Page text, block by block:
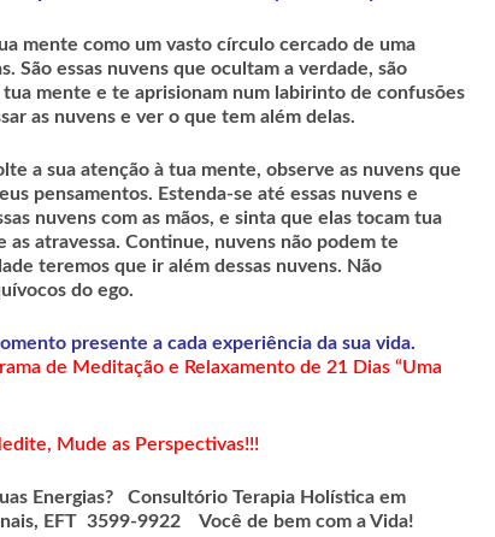
mente como um vasto círculo cercado de uma
São essas nuvens que ocultam a verdade, são
mente e te aprisionam num labirinto de confusões
as nuvens e ver o que tem além delas.
a sua atenção à tua mente, observe as nuvens que
pensamentos. Estenda-se até essas nuvens e
nuvens com as mãos, e sinta que elas tocam tua
as atravessa. Continue, nuvens não podem te
teremos que ir além dessas nuvens. Não
do ego.
presente a cada experiência da sua vida.
de Meditação e Relaxamento de 21 Dias “Uma
Mude as Perspectivas!!!
Energias? Consultório Terapia Holística em
EFT 3599-9922 Você de bem com a Vida!